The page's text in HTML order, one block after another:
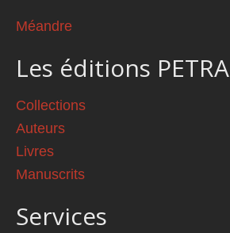
Méandre
Les éditions PETRA
Collections
Auteurs
Livres
Manuscrits
Services